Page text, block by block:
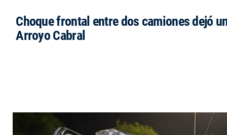
Choque frontal entre dos camiones dejó
Arroyo Cabral